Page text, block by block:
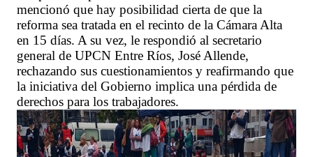
mencionó que hay posibilidad cierta de que la
reforma sea tratada en el recinto de la Cámara Alta
en 15 días. A su vez, le respondió al secretario
general de UPCN Entre Ríos, José Allende,
rechazando sus cuestionamientos y reafirmando que
la iniciativa del Gobierno implica una pérdida de
derechos para los trabajadores.